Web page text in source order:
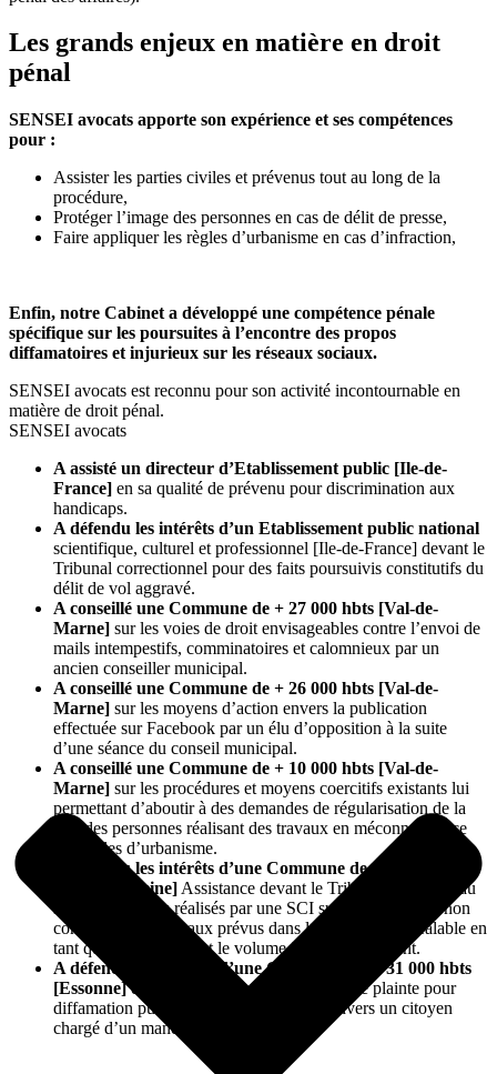
Les grands enjeux en matière en droit
pénal
SENSEI avocats apporte son expérience et ses compétences
pour :
Assister les parties civiles et prévenus tout au long de la
procédure,
Protéger l’image des personnes en cas de délit de presse,
Faire appliquer les règles d’urbanisme en cas d’infraction,
Enfin, notre Cabinet a développé une compétence pénale
spécifique sur les poursuites à l’encontre des propos
diffamatoires et injurieux sur les réseaux sociaux.
SENSEI avocats est reconnu pour son activité incontournable en
matière de droit pénal.
SENSEI avocats
A assisté un directeur d’Etablissement public [Ile-de-
France] en sa qualité de prévenu pour discrimination aux
handicaps.
A défendu les intérêts d’un Etablissement public national
scientifique, culturel et professionnel [Ile-de-France] devant le
Tribunal correctionnel pour des faits poursuivis constitutifs du
délit de vol aggravé.
A conseillé une Commune de + 27 000 hbts [Val-de-
Marne] sur les voies de droit envisageables contre l’envoi de
mails intempestifs, comminatoires et calomnieux par un
ancien conseiller municipal.
A conseillé une Commune de + 26 000 hbts [Val-de-
Marne] sur les moyens d’action envers la publication
effectuée sur Facebook par un élu d’opposition à la suite
d’une séance du conseil municipal.
A conseillé une Commune de + 10 000 hbts [Val-de-
Marne] sur les procédures et moyens coercitifs existants lui
permettant d’aboutir à des demandes de régularisation de la
part des personnes réalisant des travaux en méconnaissance
des règles d’urbanisme.
A défendu les intérêts d’une Commune de + 83 000 hbts
[Hauts-de-Seine] Assistance devant le Tribunal judiciaire au
sujet des travaux réalisés par une SCI sur un immeuble, non
conformes aux travaux prévus dans la déclaration préalable en
tant qu’ils agrandissent le volume initial du bâtiment.
A défendu les intérêts d’une Commune de + 31 000 hbts
[Essonne]devant le TGI dans le cadre d’une plainte pour
diffamation publique et injure publique envers un citoyen
chargé d’un mandat public via Twitter.